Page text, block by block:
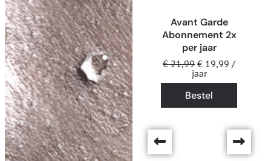
Avant Garde
Abonnement 2x
per jaar
€21,99 € 19,99 /
jaar
Bestel